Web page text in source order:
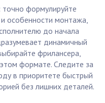
формулируйте
и особенности монтажа,
до начала
динамичный
фрилансера,
формате. Следите за
в приоритете быстрый
без лишних деталей.